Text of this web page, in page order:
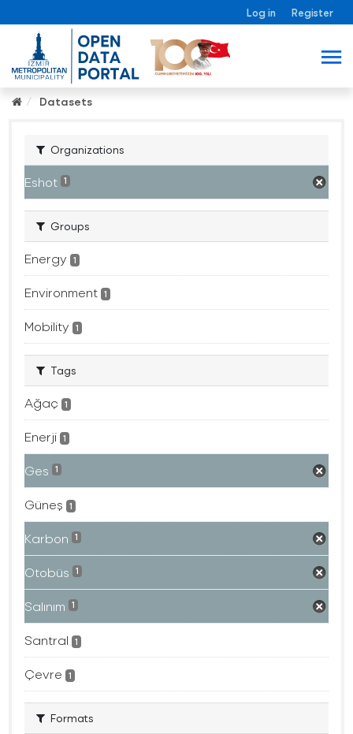
Log in Register
Datasets
Organizations
Eshot 1
Groups
Energy 1
Environment 1
Mobility 1
Tags
Ağaç 1
Enerji 1
Ges 1
Güneş 1
Karbon 1
Otobüs 1
Salınım 1
Santral 1
Çevre 1
Formats